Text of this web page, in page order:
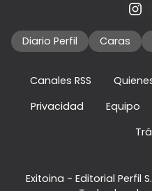
Diario Perfil Caras
Canales RSS
Privacidad
Equipo
Exitoina - Editorial Perfil